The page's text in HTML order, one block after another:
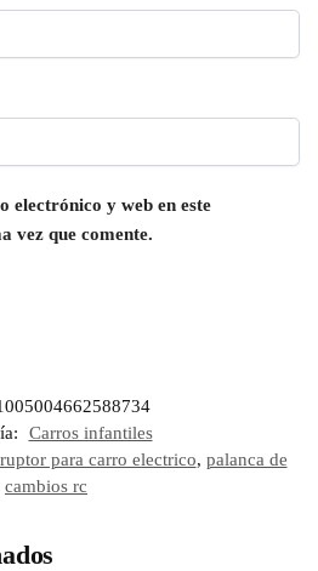
electrónico y web en este
vez que comente.
Carros infantiles
para carro electrico, palanca de
cambios rc